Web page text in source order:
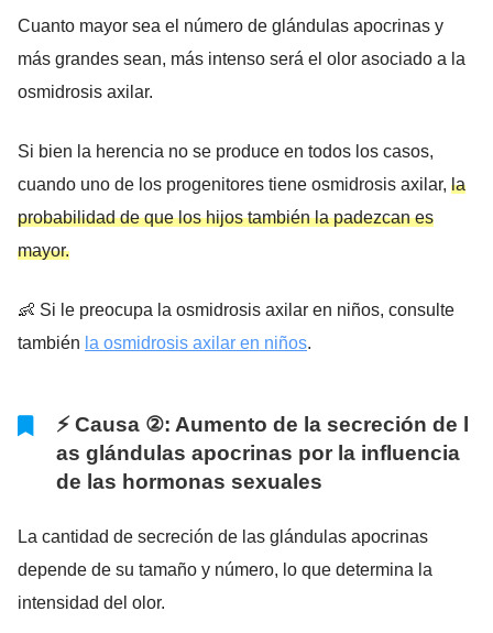
Cuanto mayor sea el número de glándulas apocrinas y
más grandes sean, más intenso será el olor asociado a la
osmidrosis axilar.
Si bien la herencia no se produce en todos los casos,
cuando uno de los progenitores tiene osmidrosis axilar, la
probabilidad de que los hijos también la padezcan es
mayor.
👶 Si le preocupa la osmidrosis axilar en niños, consulte
también la osmidrosis axilar en niños.
⚡ Causa ②: Aumento de la secreción de l
as glándulas apocrinas por la influencia
de las hormonas sexuales
La cantidad de secreción de las glándulas apocrinas
depende de su tamaño y número, lo que determina la
intensidad del olor.